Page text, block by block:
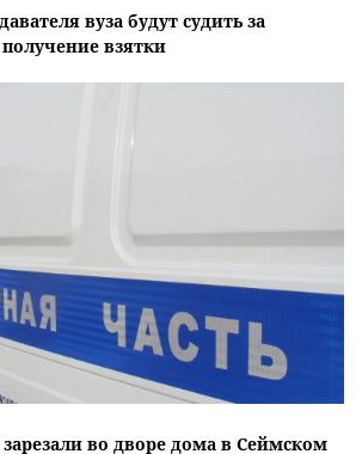
вуза будут судить за
взятки
во дворе дома в Сеймском